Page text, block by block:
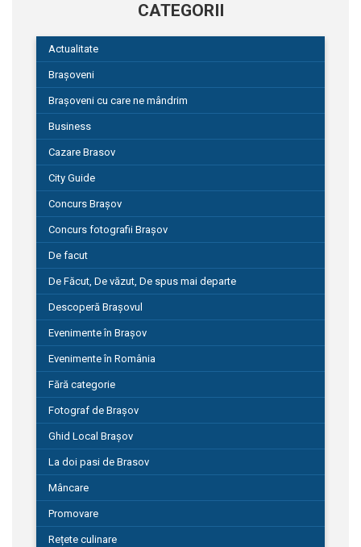
CATEGORII
Actualitate
Brașoveni
Brașoveni cu care ne mândrim
Business
Cazare Brasov
City Guide
Concurs Brașov
Concurs fotografii Brașov
De facut
De Făcut, De văzut, De spus mai departe
Descoperă Brașovul
Evenimente în Brașov
Evenimente în România
Fără categorie
Fotograf de Brașov
Ghid Local Brașov
La doi pasi de Brasov
Mâncare
Promovare
Rețete culinare